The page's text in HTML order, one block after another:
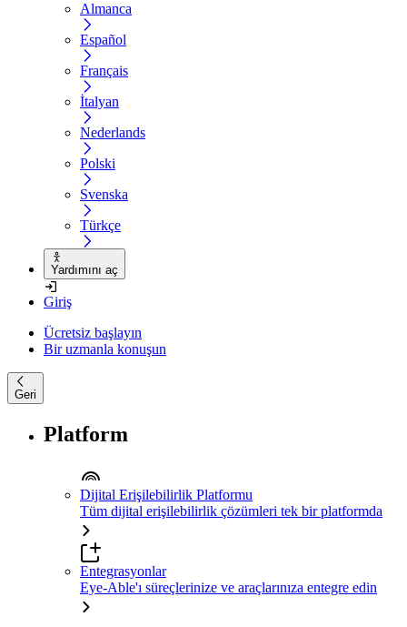
Almanca
Español
Français
İtalyan
Nederlands
Polski
Svenska
Türkçe
Yardımını aç
Giriş
Ücretsiz başlayın
Bir uzmanla konuşun
Geri
Platform
Dijital Erişilebilirlik Platformu
Tüm dijital erişilebilirlik çözümleri tek bir platformda
Entegrasyonlar
Eye-Able'ı süreçlerinize ve araçlarınıza entegre edin